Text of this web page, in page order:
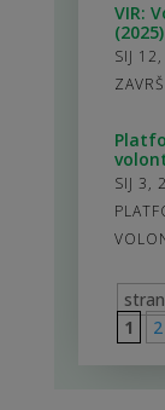
VIR:
(2025)
SIJ
SIJ 3,
1
2